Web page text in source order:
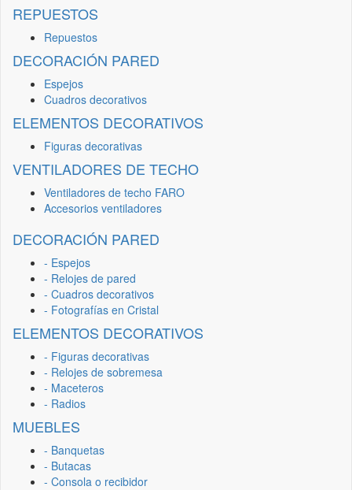
REPUESTOS
Repuestos
DECORACIÓN PARED
Espejos
Cuadros decorativos
ELEMENTOS DECORATIVOS
Figuras decorativas
VENTILADORES DE TECHO
Ventiladores de techo FARO
Accesorios ventiladores
DECORACIÓN PARED
- Espejos
- Relojes de pared
- Cuadros decorativos
- Fotografías en Cristal
ELEMENTOS DECORATIVOS
- Figuras decorativas
- Relojes de sobremesa
- Maceteros
- Radios
MUEBLES
- Banquetas
- Butacas
- Consola o recibidor